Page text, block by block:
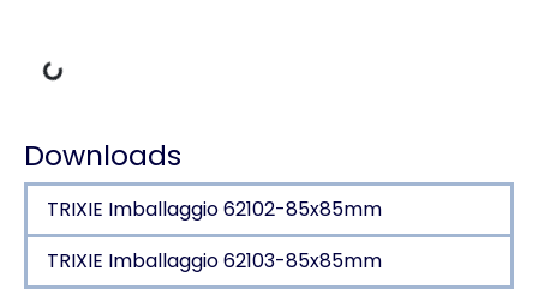
Dati di carico
Downloads
TRIXIE Imballaggio 62102-85x85mm
TRIXIE Imballaggio 62103-85x85mm